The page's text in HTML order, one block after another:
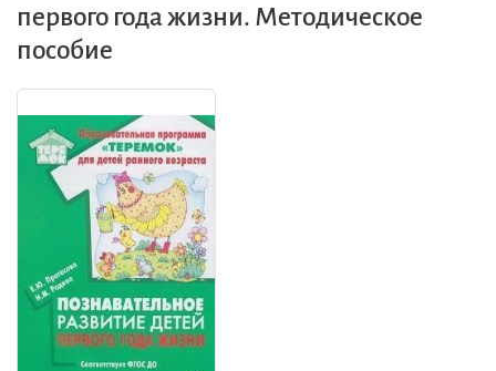
первого года жизни. Методическое
пособие